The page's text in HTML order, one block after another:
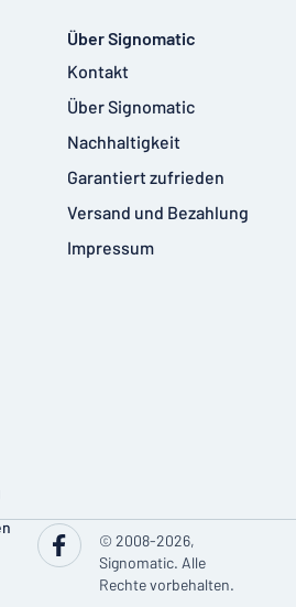
Über Signomatic
Kontakt
Über Signomatic
Nachhaltigkeit
Garantiert zufrieden
Versand und Bezahlung
Impressum
© 2008-2026,
Signomatic. Alle
Rechte vorbehalten.